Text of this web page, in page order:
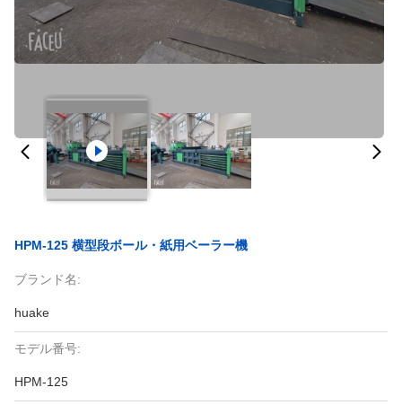
HPM-125 横型段ボール・紙用ベーラー機
ブランド名:
huake
モデル番号:
HPM-125